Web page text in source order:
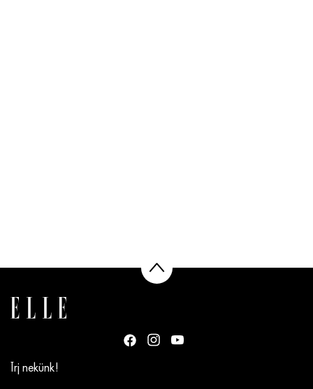
Írj nekünk!